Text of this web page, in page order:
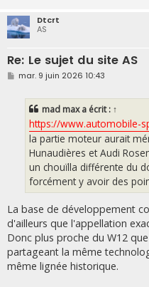
Dtcrt
AS
Re: Le sujet du site AS
M
mar. 9 juin 2026 10:43
mad maxa écrit : ↑
https://www.automobile-
la partie moteur aurait
Hunaudières et Audi
un chouïlla différente du
forcément y avoir des
La base de développement
d'ailleurs que l'appellation
Donc plus proche du W12
partageant la même
même lignée historique.